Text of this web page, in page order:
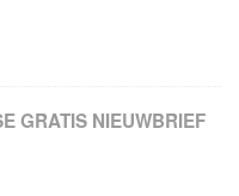
GRATIS NIEUWBRIEF